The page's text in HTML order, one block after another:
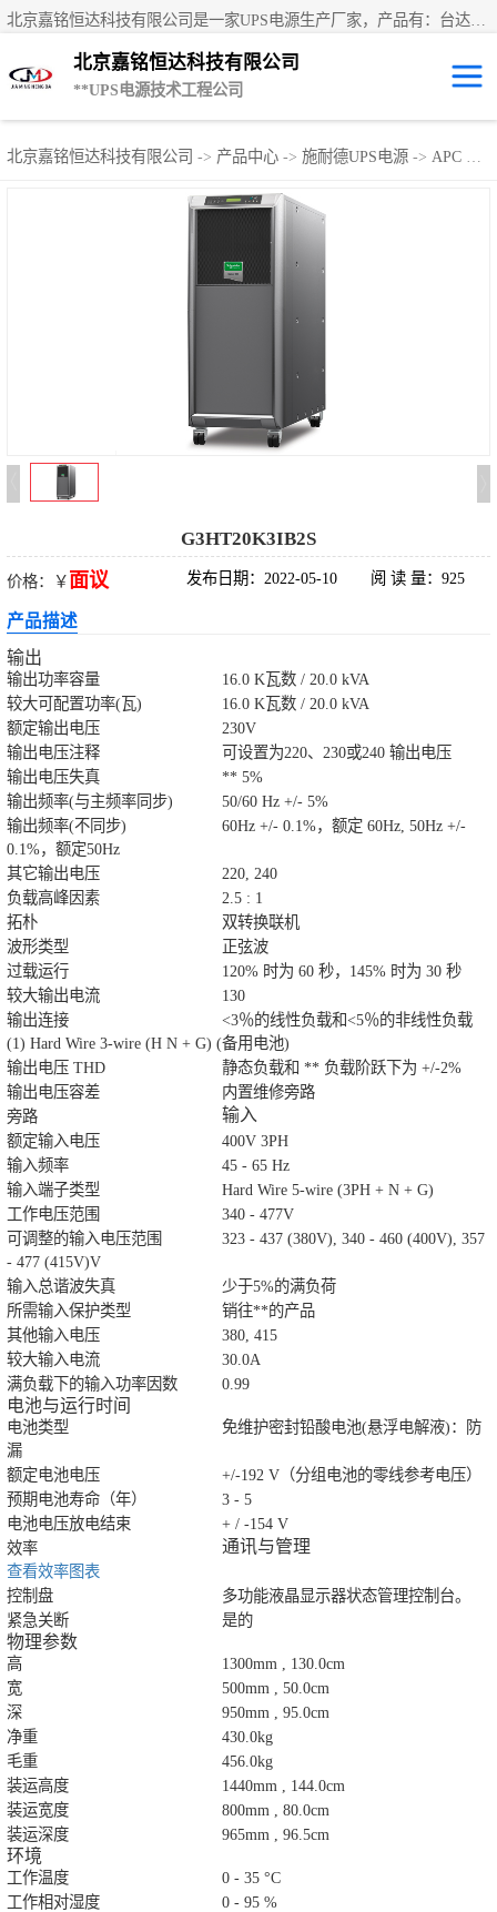
北京嘉铭恒达科技有限公司
**UPS电源技术工程公司
北京嘉铭恒达科技有限公司 -> 产品中心 -> 施耐德UPS电源 -> APC Galaxy 300系列
G3HT20K3IB2S
价格：￥面议 发布日期：2022-05-10 阅 读 量：925
产品描述
输出
输出功率容量
16.0 K瓦数 / 20.0 kVA
较大可配置功率(瓦)
16.0 K瓦数 / 20.0 kVA
额定输出电压
230V
输出电压注释
可设置为220、230或240 输出电压
输出电压失真
** 5%
输出频率(与主频率同步)
50/60 Hz +/- 5%
输出频率(不同步)
60Hz +/- 0.1%，额定 60Hz, 50Hz +/-
0.1%，额定50Hz
其它输出电压
220, 240
负载高峰因素
2.5 : 1
拓朴
双转换联机
波形类型
正弦波
过载运行
120% 时为 60 秒，145% 时为 30 秒
较大输出电流
130
输出连接
(1) Hard Wire 3-wire (H N + G) (备用电池)
输出电压 THD
<3％的线性负载和<5％的非线性负载
输出电压容差
静态负载和 ** 负载阶跃下为 +/-2%
旁路
内置维修旁路
输入
额定输入电压
400V 3PH
输入频率
45 - 65 Hz
输入端子类型
Hard Wire 5-wire (3PH + N + G)
工作电压范围
340 - 477V
可调整的输入电压范围
323 - 437 (380V), 340 - 460 (400V), 357
- 477 (415V)V
输入总谐波失真
少于5%的满负荷
所需输入保护类型
销往**的产品
其他输入电压
380, 415
较大输入电流
30.0A
满负载下的输入功率因数
0.99
电池与运行时间
电池类型
免维护密封铅酸电池(悬浮电解液)：防
漏
额定电池电压
+/-192 V（分组电池的零线参考电压）
预期电池寿命（年）
3 - 5
电池电压放电结束
+ / -154 V
效率
查看效率图表
通讯与管理
控制盘
多功能液晶显示器状态管理控制台。
紧急关断
是的
物理参数
高
1300mm , 130.0cm
宽
500mm , 50.0cm
深
950mm , 95.0cm
净重
430.0kg
毛重
456.0kg
装运高度
1440mm , 144.0cm
装运宽度
800mm , 80.0cm
装运深度
965mm , 96.5cm
环境
工作温度
0 - 35 °C
工作相对湿度
0 - 95 %
UPS租赁/UPS电
施耐德UPS电源
松下蓄电池
德国阳光蓄电池
台达UPS电源
UPS电源蓄电池
EPS直流屏蓄电
池